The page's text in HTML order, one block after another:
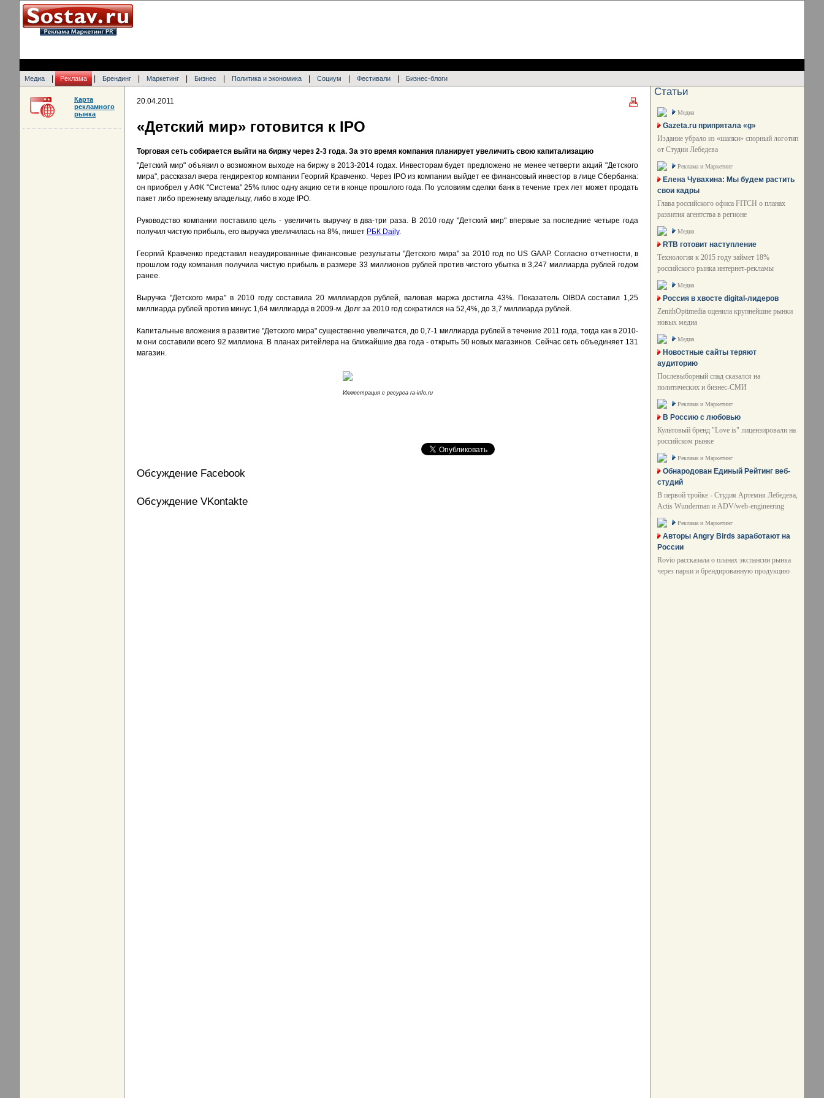
Медиа Реклама Брендинг Маркетинг Бизнес Политика и экономика Социум Фестивали Бизнес-блоги
20.04.2011
«Детский мир» готовится к IPO
Торговая сеть собирается выйти на биржу через 2-3 года. За это время компания планирует увеличить свою капитализацию
"Детский мир" объявил о возможном выходе на биржу в 2013-2014 годах. Инвесторам будет предложено не менее четверти акций "Детского
мира", рассказал вчера гендиректор компании Георгий Кравченко. Через IPO из компании выйдет ее финансовый инвестор в лице Сбербанка:
он приобрел у АФК "Система" 25% плюс одну акцию сети в конце прошлого года. По условиям сделки банк в течение трех лет может продать
пакет либо прежнему владельцу, либо в ходе IPO.
Руководство компании поставило цель - увеличить выручку в два-три раза. В 2010 году "Детский мир" впервые за последние четыре года
получил чистую прибыль, его выручка увеличилась на 8%, пишет РБК Daily.
Георгий Кравченко представил неаудированные финансовые результаты "Детского мира" за 2010 год по US GAAP. Согласно отчетности, в
прошлом году компания получила чистую прибыль в размере 33 миллионов рублей против чистого убытка в 3,247 миллиарда рублей годом
ранее.
Выручка "Детского мира" в 2010 году составила 20 миллиардов рублей, валовая маржа достигла 43%. Показатель OIBDA составил 1,25
миллиарда рублей против минус 1,64 миллиарда в 2009-м. Долг за 2010 год сократился на 52,4%, до 3,7 миллиарда рублей.
Капитальные вложения в развитие "Детского мира" существенно увеличатся, до 0,7-1 миллиарда рублей в течение 2011 года, тогда как в 2010-
м они составили всего 92 миллиона. В планах ритейлера на ближайшие два года - открыть 50 новых магазинов. Сейчас сеть объединяет 131
магазин.
Иллюстрация с ресурса ra-info.ru
Обсуждение Facebook
Обсуждение VKontakte
Карта
рекламного
рынка
Статьи
Медиа
Gazeta.ru припрятала «g»
Издание убрало из «шапки» спорный логотип
от Студии Лебедева
Реклама и Маркетинг
Елена Чувахина: Мы будем растить
свои кадры
Глава российского офиса FITCH о планах
развития агентства в регионе
Медиа
RTB готовит наступление
Технология к 2015 году займет 18%
российского рынка интернет-рекламы
Медиа
Россия в хвосте digital-лидеров
ZenithOptimedia оценила крупнейшие рынки
новых медиа
Медиа
Новостные сайты теряют
аудиторию
Послевыборный спад сказался на
политических и бизнес-СМИ
Реклама и Маркетинг
В Россию с любовью
Культовый бренд "Love is" лицензировали на
российском рынке
Реклама и Маркетинг
Обнародован Единый Рейтинг веб-
студий
В первой тройке - Студия Артемия Лебедева,
Actis Wunderman и ADV/web-engineering
Реклама и Маркетинг
Авторы Angry Birds заработают на
России
Rovio рассказала о планах экспансии рынка
через парки и брендированную продукцию